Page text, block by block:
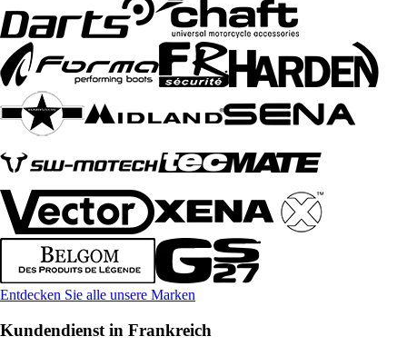
Entdecken Sie alle unsere Marken
Kundendienst in Frankreich